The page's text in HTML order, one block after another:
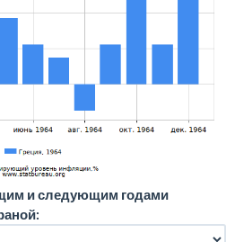
и следующим годами